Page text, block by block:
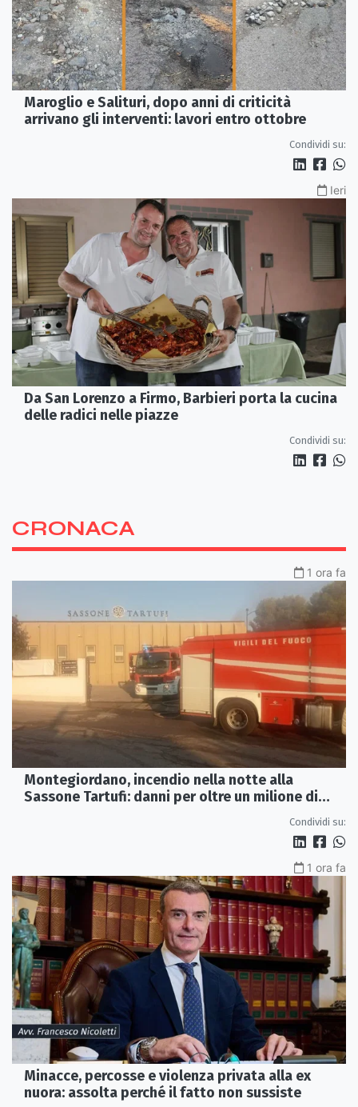
Maroglio e Salituri, dopo anni di criticità
arrivano gli interventi: lavori entro ottobre
Condividi su:
Ieri
Da San Lorenzo a Firmo, Barbieri porta la cucina
delle radici nelle piazze
Condividi su:
CRONACA
1 ora fa
Montegiordano, incendio nella notte alla
Sassone Tartufi: danni per oltre un milione di
Condividi su:
1 ora fa
Minacce, percosse e violenza privata alla ex
nuora: assolta perché il fatto non sussiste